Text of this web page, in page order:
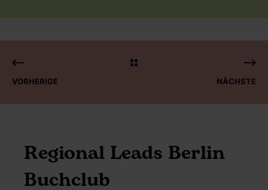
VORHERIGE NÄCHSTE
Regional Leads Berlin
Buchclub